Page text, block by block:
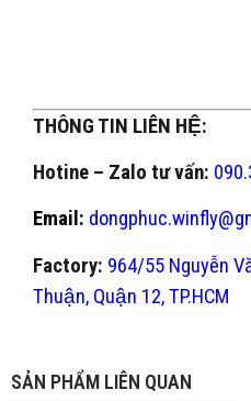
THÔNG TIN LIÊN HỆ:
Hotine – Zalo tư vấn:
Email:
Factory: 964/55 Nguyễn
Thuận, Quận 12, TP.HCM
SẢN PHẨM LIÊN QUAN